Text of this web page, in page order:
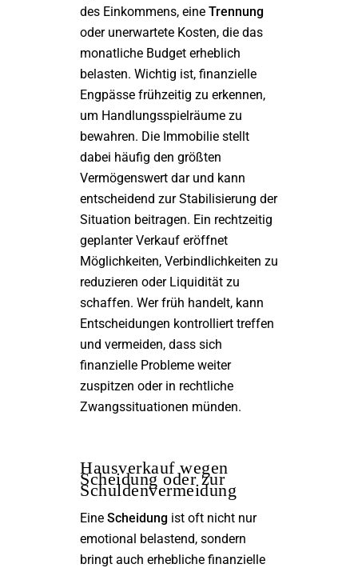
des Einkommens, eine Trennung
oder unerwartete Kosten, die das
monatliche Budget erheblich
belasten. Wichtig ist, finanzielle
Engpässe frühzeitig zu erkennen,
um Handlungsspielräume zu
bewahren. Die Immobilie stellt
dabei häufig den größten
Vermögenswert dar und kann
entscheidend zur Stabilisierung der
Situation beitragen. Ein rechtzeitig
geplanter Verkauf eröffnet
Möglichkeiten, Verbindlichkeiten zu
reduzieren oder Liquidität zu
schaffen. Wer früh handelt, kann
Entscheidungen kontrolliert treffen
und vermeiden, dass sich
finanzielle Probleme weiter
zuspitzen oder in rechtliche
Zwangssituationen münden.
Hausverkauf wegen
Scheidung oder zur
Schuldenvermeidung
Eine Scheidung ist oft nicht nur
emotional belastend, sondern
bringt auch erhebliche finanzielle